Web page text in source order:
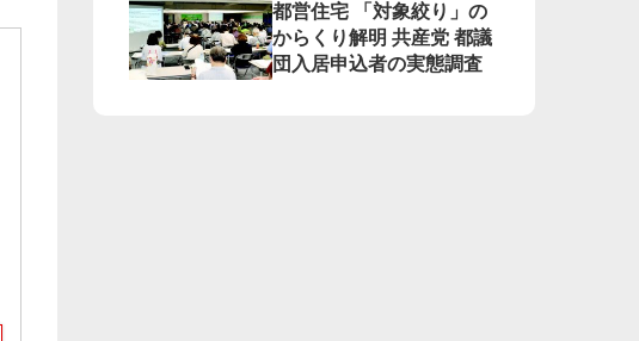
都営住宅 「対象絞り」の
からくり解明 共産党 都議
団入居申込者の実態調査